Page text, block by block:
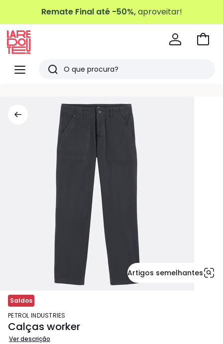
Remate Final até -50%,aproveitar!
Menu
Redoute
Pesquisar
artigos
vistos
Ir
Artigos semelhantes
Saldos
PETROL INDUSTRIES
Calças worker
Ver descrição